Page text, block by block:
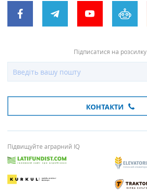
Підписатися на розсилку
КОНТАКТИ
Підвищуйте аграрний IQ